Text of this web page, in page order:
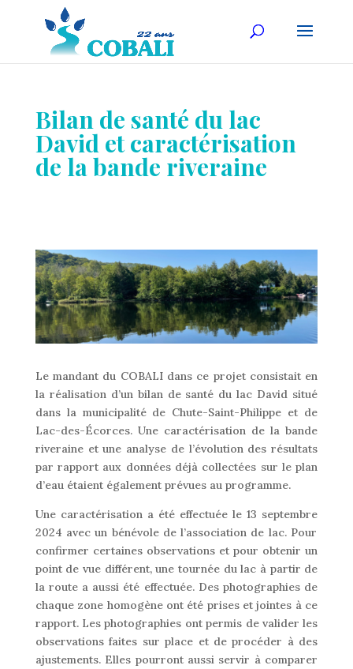
Bilan de santé du lac
David et caractérisation
de la bande riveraine
Le mandant du COBALI dans ce projet consistait en
la réalisation d’un bilan de santé du lac David situé
dans la municipalité de Chute-Saint-Philippe et de
Lac-des-Écorces. Une caractérisation de la bande
riveraine et une analyse de l’évolution des résultats
par rapport aux données déjà collectées sur le plan
d’eau étaient également prévues au programme.
Une caractérisation a été effectuée le13 septembre
2024 avec un bénévole de l’association de lac. Pour
confirmer certaines observations et pour obtenir un
point de vue différent, une tournée du lac à partir de
la route a aussi été effectuée. Des photographies de
chaque zone homogène ont été prises etjointes à ce
rapport. Les photographies ont permis de valider les
observationsfaites sur place et de procéder à des
ajustements. Elles pourront aussi servir à comparer